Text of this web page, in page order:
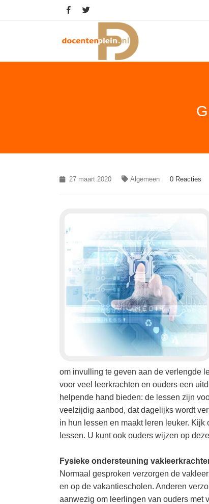
27 maart 2020 Algemeen 0 Reacties
om invulling te geven aan de verlengde
voor veel leerkrachten en ouders een
helpende hand bieden: de lessen zijn
veelzijdig aanbod, dat dagelijks wordt
in hun lessen en maakt leren leuker. Kijk
lessen. U kunt ook ouders wijzen op
Fysieke ondersteuning
Normaal gesproken verzorgen de
en op de vakantiescholen. Anderen
aanwezig om leerlingen van ouders met